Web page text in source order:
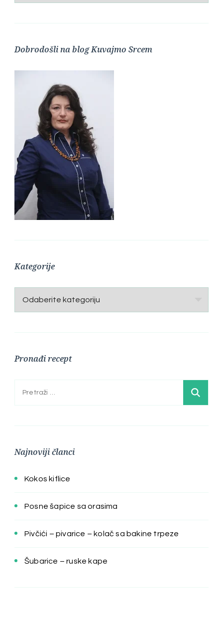
Dobrodošli na blog Kuvajmo Srcem
Kategorije
Kategorije
Pronađi recept
Pretraga:
Najnoviji članci
Kokos kiflice
Posne šapice sa orasima
Pivčići – pivarice – kolač sa bakine trpeze
Šubarice – ruske kape